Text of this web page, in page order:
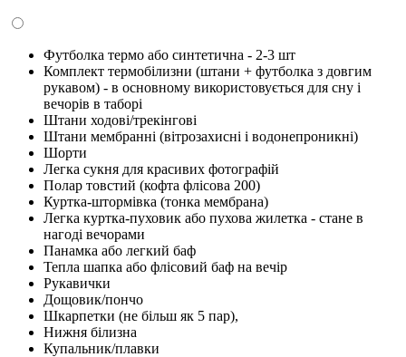
Футболка термо або синтетична - 2-3 шт
Комплект термобілизни (штани + футболка з довгим
рукавом) - в основному використовується для сну і
вечорів в таборі
Штани ходові/трекінгові
Штани мембранні (вітрозахисні і водонепроникні)
Шорти
Легка сукня для красивих фотографій
Полар товстий (кофта флісова 200)
Куртка-штормівка (тонка мембрана)
Легка куртка-пуховик або пухова жилетка - стане в
нагоді вечорами
Панамка або легкий баф
Тепла шапка або флісовий баф на вечір
Рукавички
Дощовик/пончо
Шкарпетки (не більш як 5 пар),
Нижня білизна
Купальник/плавки